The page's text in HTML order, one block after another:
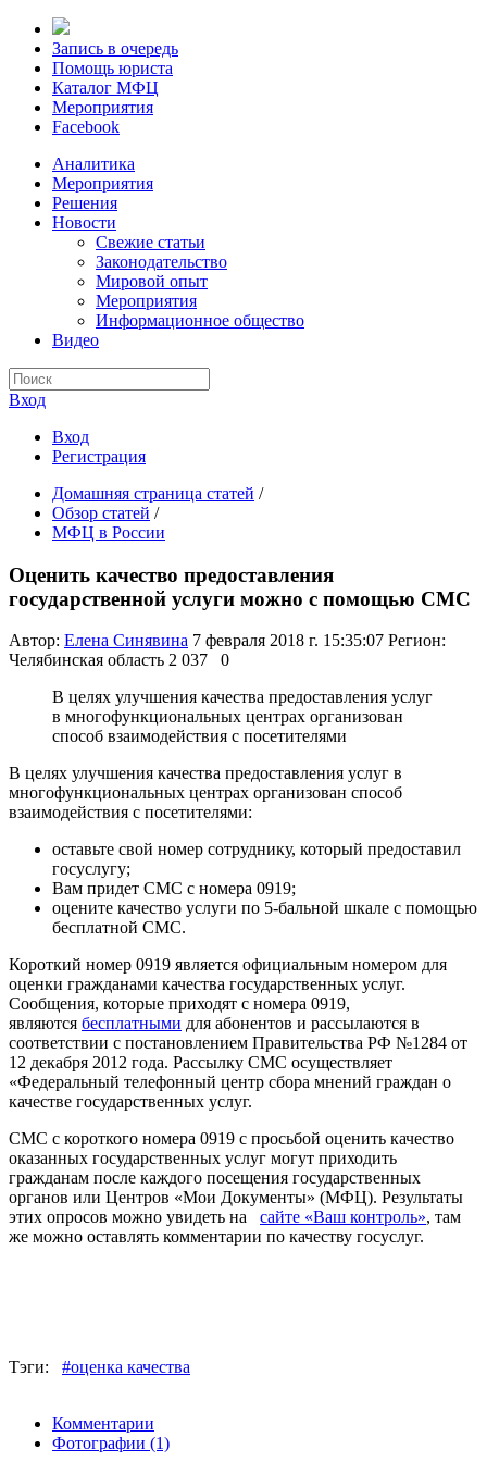
Запись в очередь
Помощь юриста
Каталог МФЦ
Мероприятия
Facebook
Аналитика
Мероприятия
Решения
Новости
Свежие статьи
Законодательство
Мировой опыт
Мероприятия
Информационное общество
Видео
Вход
Вход
Регистрация
Домашняя страница статей /
Обзор статей /
МФЦ в России
Оценить качество предоставления
государственной услуги можно с помощью СМС
Автор: Елена Синявина 7 февраля 2018 г. 15:35:07 Регион:
Челябинская область 2 037 0
В целях улучшения качества предоставления услуг
в многофункциональных центрах организован
способ взаимодействия с посетителями
В целях улучшения качества предоставления услуг в
многофункциональных центрах организован способ
взаимодействия с посетителями:
оставьте свой номер сотруднику, который предоставил
госуслугу;
Вам придет СМС с номера 0919;
оцените качество услуги по 5-бальной шкале с помощью
бесплатной СМС.
Короткий номер 0919 является официальным номером для
оценки гражданами качества государственных услуг.
Сообщения, которые приходят с номера 0919,
являются бесплатными для абонентов и рассылаются в
соответствии с постановлением Правительства РФ №1284 от
12 декабря 2012 года. Рассылку СМС осуществляет
«Федеральный телефонный центр сбора мнений граждан о
качестве государственных услуг.
СМС с короткого номера 0919 с просьбой оценить качество
оказанных государственных услуг могут приходить
гражданам после каждого посещения государственных
органов или Центров «Мои Документы» (МФЦ). Результаты
этих опросов можно увидеть на сайте «Ваш контроль», там
же можно оставлять комментарии по качеству госуслуг.
Тэги: #оценка качества
Комментарии
Фотографии (1)